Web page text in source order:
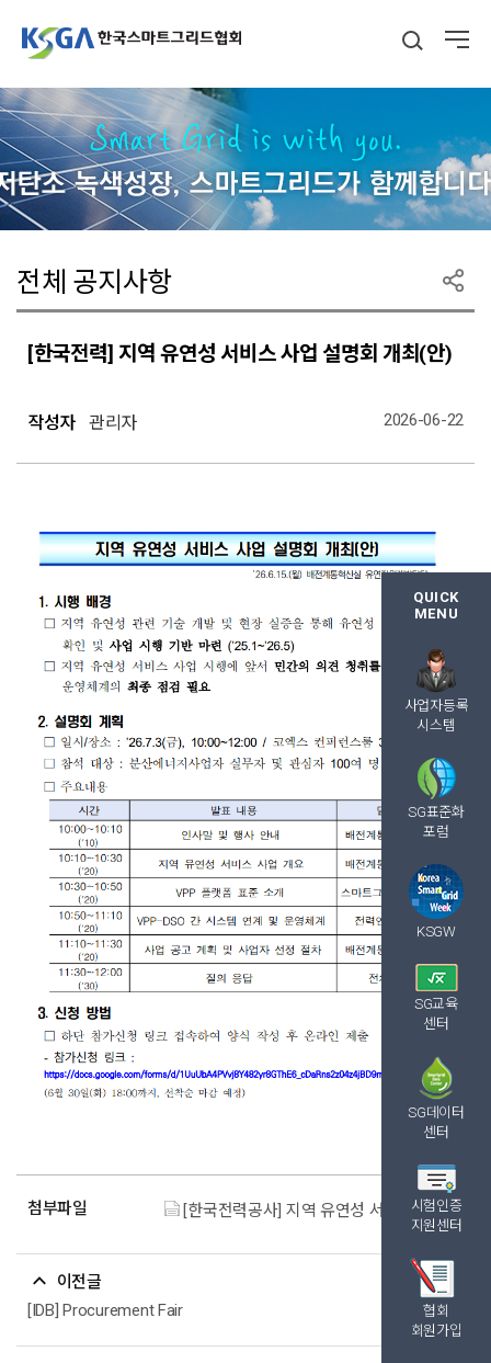
QUICK
MENU
사업자등록
시스템
SG표준화
포럼
KSGW
SG교육
센터
SG데이터
센터
시험인증
지원센터
협회
회원가입
전체 공지사항
[한국전력] 지역 유연성 서비스 사업 설명회 개최(안)
작성자 관리자 2026-06-22
첨부파일 [한국전력공사] 지역 유연성 서비스 사업 설명회.pdf (97.3K)
이전글
[IDB] Procurement Fair